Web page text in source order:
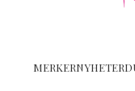
MERKERNYHETER